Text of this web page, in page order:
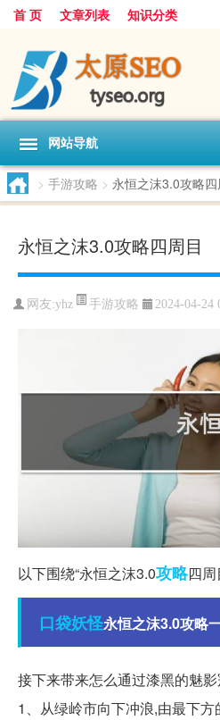
首 页 文章列表 知识分类
网站导航
> 手游攻略 > 永恒之沫3.0攻略四
永恒之沫3.0攻略四周目
网友:yhz 手游攻略 2024-04-24
以下围绕“永恒之沫3.0攻略四
口袋妖怪永恒之沫3.0攻略
接下来带来怎么通过漆黑的魅影
1、从绿岭市向下冲浪,由最下